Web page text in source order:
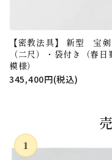
【密教法具】 新型 宝
（二尺）・袋付き（春日
模様）
345,400円(税込)